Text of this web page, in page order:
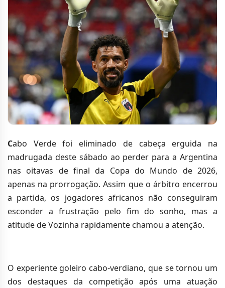
Cabo Verde foi eliminado de cabeça erguida na
madrugada deste sábado ao perder para a Argentina
nas oitavas de final da Copa do Mundo de 2026,
apenas na prorrogação. Assim que o árbitro encerrou
a partida, os jogadores africanos não conseguiram
esconder a frustração pelo fim do sonho, mas a
atitude de Vozinha rapidamente chamou a atenção.
O experiente goleiro cabo-verdiano, que se tornou um
dos destaques da competição após uma atuação